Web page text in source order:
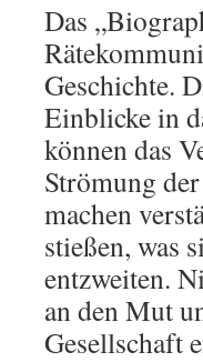
Das
Geschichte.
Einblicke in
können das
Strömung
machen
stießen, was
entzweiten.
an den Mut
Gesellschaft